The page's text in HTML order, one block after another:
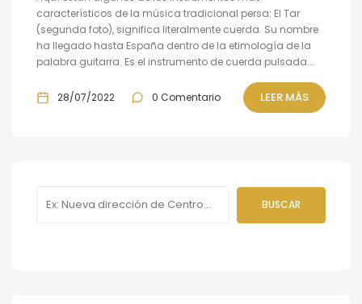
característicos de la música tradicional persa: El Tar
(segunda foto), significa literalmente cuerda. Su nombre
ha llegado hasta España dentro de la etimología de la
palabra guitarra. Es el instrumento de cuerda pulsada...
28/07/2022 0 Comentario LEER MÁS